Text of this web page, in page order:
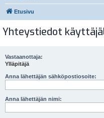
Etusivu
Yhteystiedot
Vastaanottaja:
Ylläpitäjä
Anna lähettäjän sähköpostiosoite:
Anna lähettäjän nimi: